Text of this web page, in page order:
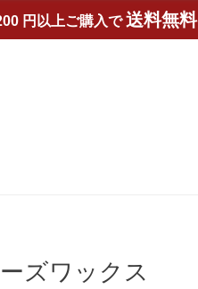
円以上ご購入で 送料無料
ーズワックス